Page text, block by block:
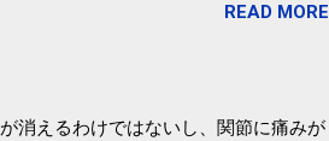
いないのでこちらの目的は......。 総務
READ MORE
消えるわけではないし、関節に痛みが